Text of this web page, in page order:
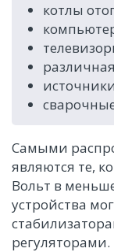
котлы
Самыми
являются те,
Вольт в
устройства
регуляторами.